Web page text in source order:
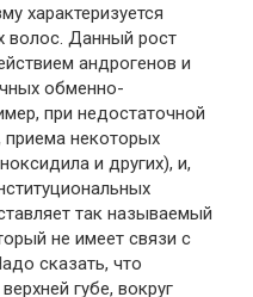
характеризуется
Данный рост
андрогенов и
обменно-
при недостаточной
приема некоторых
и других), и,
так называемый
не имеет связи с
сказать, что
губе, вокруг